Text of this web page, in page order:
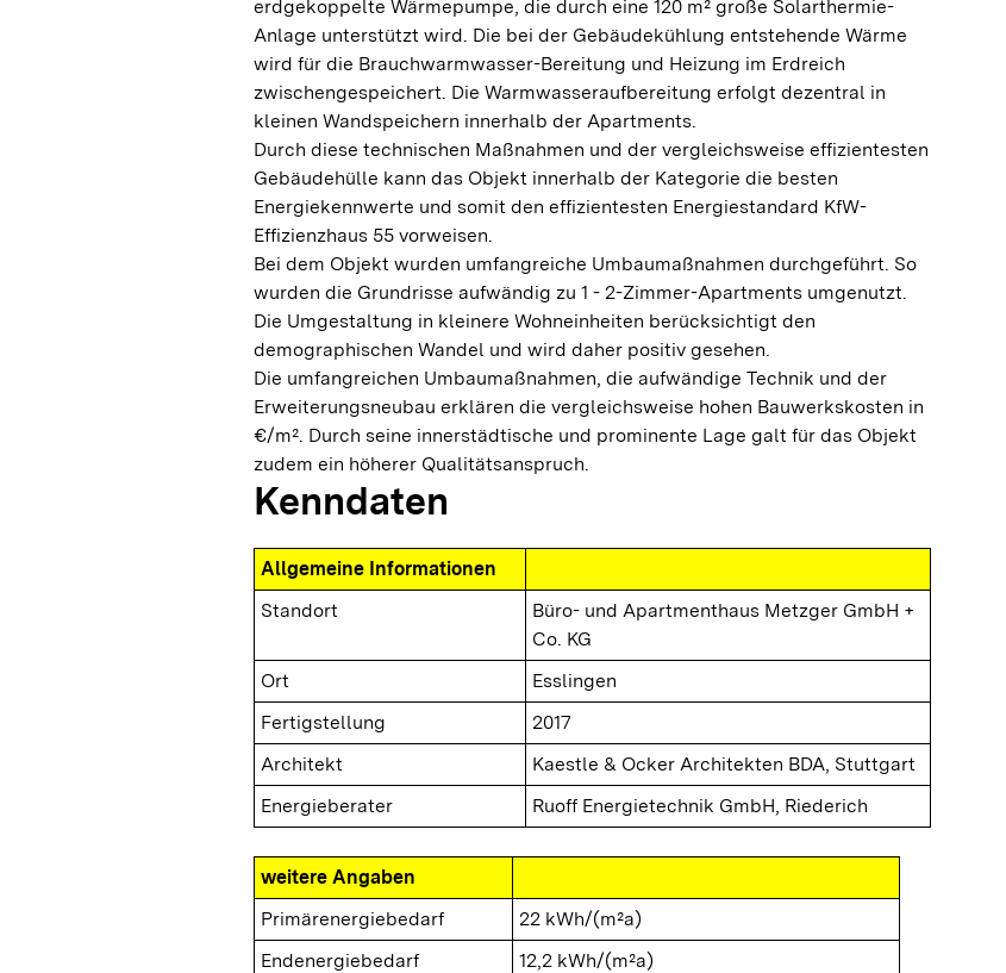
erdgekoppelte Wärmepumpe, die durch eine 120 m² große Solarthermie-
Anlage unterstützt wird. Die bei der Gebäudekühlung entstehende Wärme
wird für die Brauchwarmwasser-Bereitung und Heizung im Erdreich
zwischengespeichert. Die Warmwasseraufbereitung erfolgt dezentral in
kleinen Wandspeichern innerhalb der Apartments.
Durch diese technischen Maßnahmen und der vergleichsweise effizientesten
Gebäudehülle kann das Objekt innerhalb der Kategorie die besten
Energiekennwerte und somit den effizientesten Energiestandard KfW-
Effizienzhaus 55 vorweisen.
Bei dem Objekt wurden umfangreiche Umbaumaßnahmen durchgeführt. So
wurden die Grundrisse aufwändig zu 1 - 2-Zimmer-Apartments umgenutzt.
Die Umgestaltung in kleinere Wohneinheiten berücksichtigt den
demographischen Wandel und wird daher positiv gesehen.
Die umfangreichen Umbaumaßnahmen, die aufwändige Technik und der
Erweiterungsneubau erklären die vergleichsweise hohen Bauwerkskosten in
€/m². Durch seine innerstädtische und prominente Lage galt für das Objekt
zudem ein höherer Qualitätsanspruch.
Kenndaten
Allgemeine Informationen
Standort
Büro- und Apartmenthaus Metzger GmbH +
Co. KG
Ort
Esslingen
Fertigstellung
2017
Architekt
Kaestle & Ocker Architekten BDA, Stuttgart
Energieberater
Ruoff Energietechnik GmbH, Riederich
weitere Angaben
Primärenergiebedarf
22 kWh/(m²a)
Endenergiebedarf
12,2 kWh/(m²a)